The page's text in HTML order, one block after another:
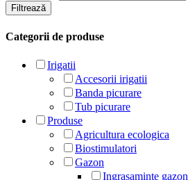
Filtrează
Categorii de produse
Irigatii
Accesorii irigatii
Banda picurare
Tub picurare
Produse
Agricultura ecologica
Biostimulatori
Gazon
Ingrasaminte gazon